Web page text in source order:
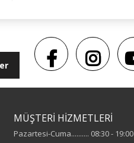
MÜŞTERİ HİZMETLERİ
Pazartesi-Cuma.......... 08:30 - 19:00